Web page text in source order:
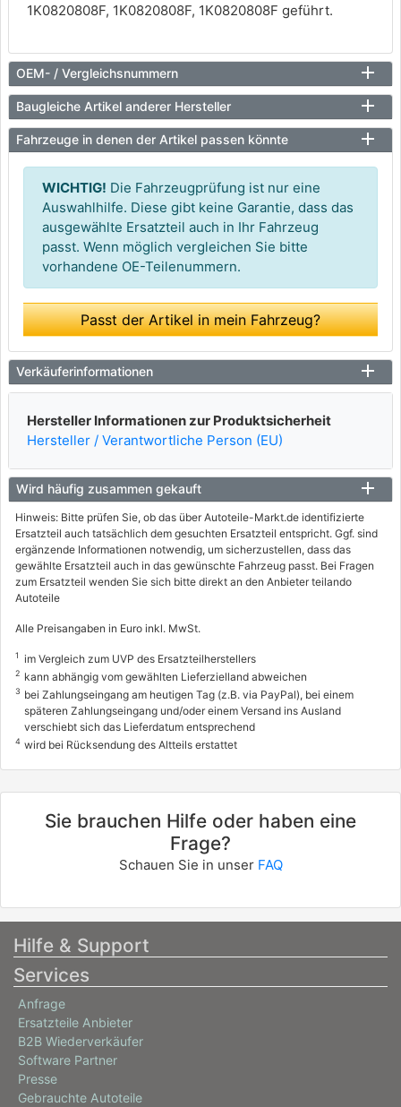
1K0820808F, 1K0820808F, 1K0820808F geführt.
OEM- / Vergleichsnummern
Baugleiche Artikel anderer Hersteller
Fahrzeuge in denen der Artikel passen könnte
WICHTIG! Die Fahrzeugprüfung ist nur eine
Auswahlhilfe. Diese gibt keine Garantie, dass das
ausgewählte Ersatzteil auch in Ihr Fahrzeug
passt. Wenn möglich vergleichen Sie bitte
vorhandene OE-Teilenummern.
Passt der Artikel in mein Fahrzeug?
Verkäuferinformationen
Hersteller Informationen zur Produktsicherheit
Hersteller / Verantwortliche Person (EU)
Wird häufig zusammen gekauft
Hinweis: Bitte prüfen Sie, ob das über Autoteile-Markt.de identifizierte
Ersatzteil auch tatsächlich dem gesuchten Ersatzteil entspricht. Ggf. sind
ergänzende Informationen notwendig, um sicherzustellen, dass das
gewählte Ersatzteil auch in das gewünschte Fahrzeug passt. Bei Fragen
zum Ersatzteil wenden Sie sich bitte direkt an den Anbieter teilando
Autoteile
Alle Preisangaben in Euro inkl. MwSt.
1 im Vergleich zum UVP des Ersatzteilherstellers
2 kann abhängig vom gewählten Lieferzielland abweichen
3 bei Zahlungseingang am heutigen Tag (z.B. via PayPal), bei einem
späteren Zahlungseingang und/oder einem Versand ins Ausland
verschiebt sich das Lieferdatum entsprechend
4 wird bei Rücksendung des Altteils erstattet
Sie brauchen Hilfe oder haben eine
Frage?
Schauen Sie in unser FAQ
Hilfe & Support
Services
Anfrage
Ersatzteile Anbieter
B2B Wiederverkäufer
Software Partner
Presse
Gebrauchte Autoteile